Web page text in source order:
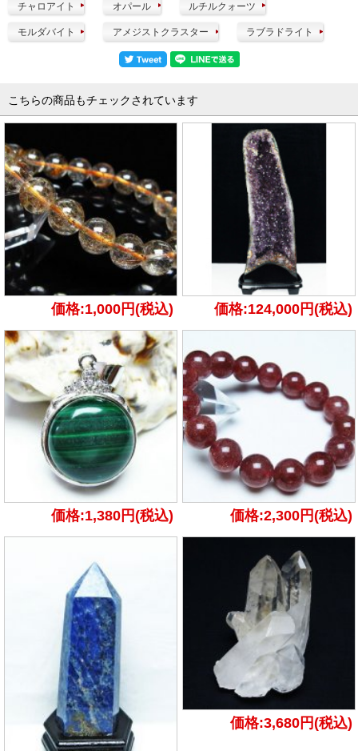
チャロアイト オパール ルチルクォーツ
モルダバイト アメジストクラスター ラブラドライト
こちらの商品もチェックされています
価格:1,000円(税込) 価格:124,000円(税込)
価格:1,380円(税込) 価格:2,300円(税込)
価格:3,680円(税込)